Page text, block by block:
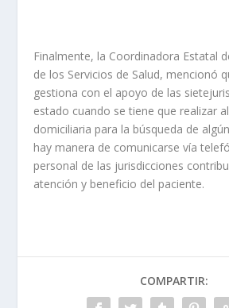
Finalmente, la Coordinadora Estatal
de los Servicios de Salud, mencionó
gestiona con el apoyo de las
estado cuando se tiene que realizar
domiciliaria para la búsqueda de
hay manera de comunicarse vía
personal de las jurisdicciones
atención y beneficio del paciente.
COMPARTIR: